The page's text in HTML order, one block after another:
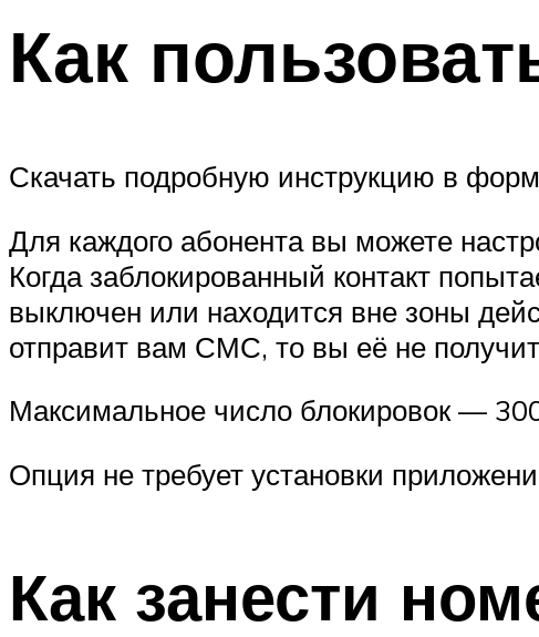
Как
Скачать подробную инструкцию в
Для каждого абонента вы можете
Когда заблокированный контакт
выключен или находится вне зоны
отправит вам СМС, то вы её не
Максимальное число блокировок —
Опция не требует установки
Как занести